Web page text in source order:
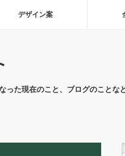
デザイン案
た現在のこと、ブログのことな